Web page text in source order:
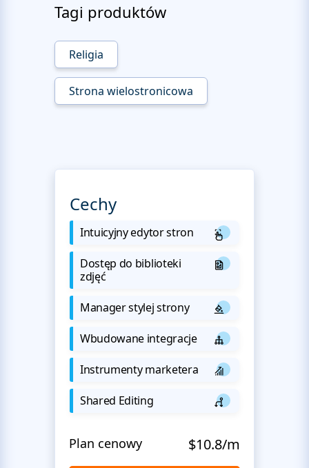
Tagi produktów
Religia
Strona wielostronicowa
Cechy
Intuicyjny edytor stron
Dostęp do biblioteki
zdjęć
Manager stylej strony
Wbudowane integracje
Instrumenty marketera
Shared Editing
Plan cenowy $10.8/m